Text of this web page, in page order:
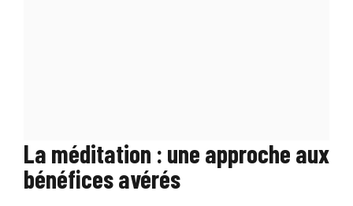
La méditation : une approche aux
bénéfices avérés